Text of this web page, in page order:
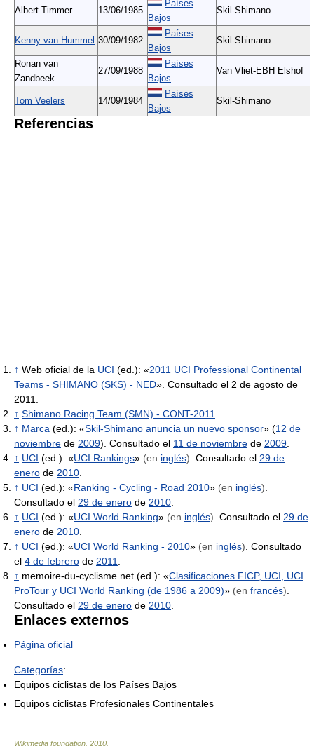
Albert Timmer 13/06/1985
Países
Bajos
Skil-Shimano
Kenny van Hummel 30/09/1982
Países
Bajos
Skil-Shimano
Ronan van
Zandbeek
27/09/1988
Países
Bajos
Van Vliet-EBH Elshof
Tom Veelers 14/09/1984
Países
Bajos
Skil-Shimano
Referencias
↑ Web oficial de la UCI (ed.): «2011 UCI Professional Continental
Teams - SHIMANO (SKS) - NED». Consultado el 2 de agosto de
2011.
↑ Shimano Racing Team (SMN) - CONT-2011
↑ Marca (ed.): «Skil-Shimano anuncia un nuevo sponsor» (12 de
noviembre de 2009). Consultado el 11 de noviembre de 2009
↑ UCI (ed.): «UCI Rankings» (en inglés) . Consultado el 29 de
enero de 2010
↑ UCI (ed.): «Ranking - Cycling - Road 2010» (en inglés)
Consultado el 29 de enero de 2010
↑ UCI (ed.): «UCI World Ranking» (en inglés) . Consultado el 29 de
enero de 2010
↑ UCI (ed.): «UCI World Ranking - 2010» (en inglés) . Consultado
el 4 de febrero de 2011
↑ memoire-du-cyclisme.net (ed.): «Clasificaciones FICP, UCI, UCI
ProTour y UCI World Ranking (de 1986 a 2009)» (en francés)
Consultado el 29 de enero de 2010
Enlaces externos
Página oficial
Categorías:
Equipos ciclistas de los Países Bajos
Equipos ciclistas Profesionales Continentales
Wikimedia foundation 2010